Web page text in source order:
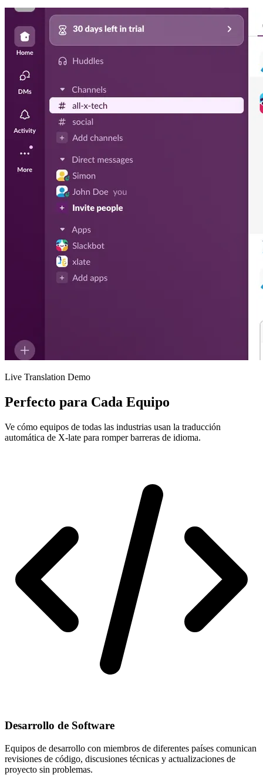
Live Translation Demo
Perfecto para Cada Equipo
Ve cómo equipos de todas las industrias usan la traducción
automática de X-late para romper barreras de idioma.
Desarrollo de Software
Equipos de desarrollo con miembros de diferentes países comunican
revisiones de código, discusiones técnicas y actualizaciones de
proyecto sin problemas.